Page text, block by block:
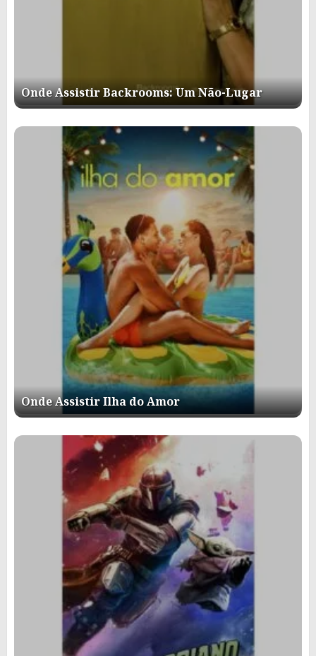
Onde Assistir Backrooms: Um Não-Lugar
Onde Assistir Ilha do Amor